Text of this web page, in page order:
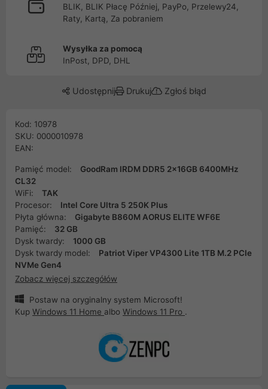
BLIK, BLIK Płacę Później, PayPo, Przelewy24,
Raty, Kartą, Za pobraniem
Wysyłka za pomocą
InPost, DPD, DHL
Udostępnij Drukuj Zgłoś błąd
Kod: 10978
SKU: 0000010978
EAN:
Pamięć model:
GoodRam IRDM DDR5 2x16GB 6400MHz
CL32
WiFi:
TAK
Procesor:
Intel Core Ultra 5 250K Plus
Płyta główna:
Gigabyte B860M AORUS ELITE WF6E
Pamięć:
32 GB
Dysk twardy:
1000 GB
Dysk twardy model:
Patriot Viper VP4300 Lite 1TB M.2 PCIe
NVMe Gen4
Zobacz więcej szczegółów
Postaw na oryginalny system Microsoft!
Kup Windows 11 Home albo Windows 11 Pro .